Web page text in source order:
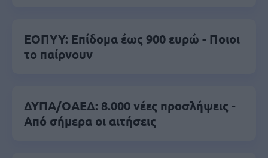
ΕΟΠΥΥ: Επίδομα έως 900 ευρώ - Ποιοι
το παίρνουν
ΔΥΠΑ/ΟΑΕΔ: 8.000 νέες προσλήψεις -
Από σήμερα οι αιτήσεις